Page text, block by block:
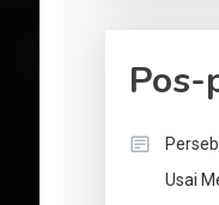
Pos-
Usai